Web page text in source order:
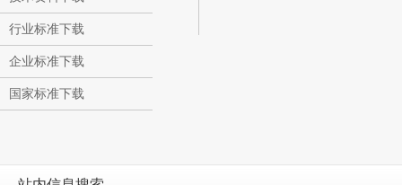
行业标准下载
企业标准下载
国家标准下载